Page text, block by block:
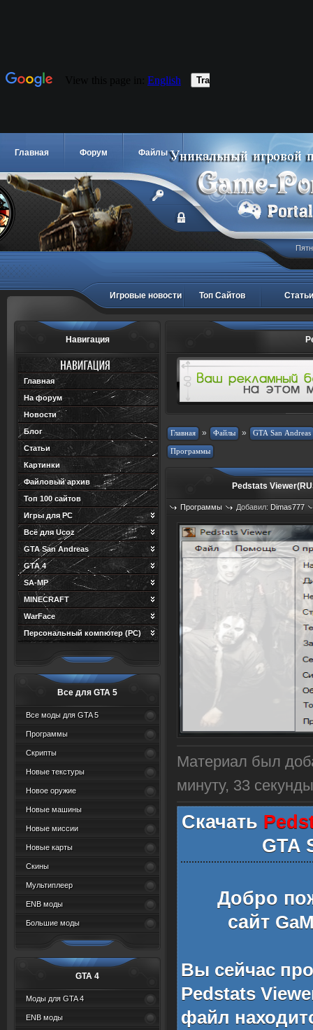
Главная Форум Файлы
Игровые новости Топ Сайтов Статьи
Навигация
Главная
На форум
Новости
Блог
Статьи
Картинки
Файловый архив
Топ 100 сайтов
Игры для PC
Всё для Ucoz
GTA San Andreas
GTA 4
SA-MP
MINECRAFT
WarFace
Персональный компютер (PC)
Все для GTA 5
Все моды для GTA 5
Программы
Скрипты
Новые текстуры
Новое оружие
Новые машины
Новые миссии
Новые карты
Скины
Мультиплеер
ENB моды
Большие моды
GTA 4
Моды для GTA 4
ENB моды
» »
Pedstats
Программы Добавил: Dimas777
Материал был
минуту, 34
Скачать
GTA
Добро
сайт
Вы сейчас
Pedstats
файл